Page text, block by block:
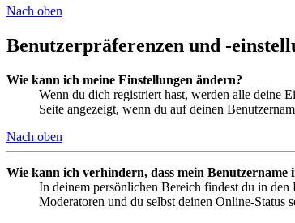
Nach oben
Benutzerpräferenzen und -
Wie kann ich meine Einstellungen ändern?
Wenn du dich registriert hast, werden alle deine
Seite angezeigt, wenn du auf deinen
Nach oben
Wie kann ich verhindern, dass mein
In deinem persönlichen Bereich findest du in
Moderatoren und du selbst deinen Online-Status